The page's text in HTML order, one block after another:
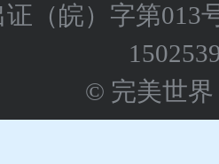
证（皖）字第013
© 完美世界